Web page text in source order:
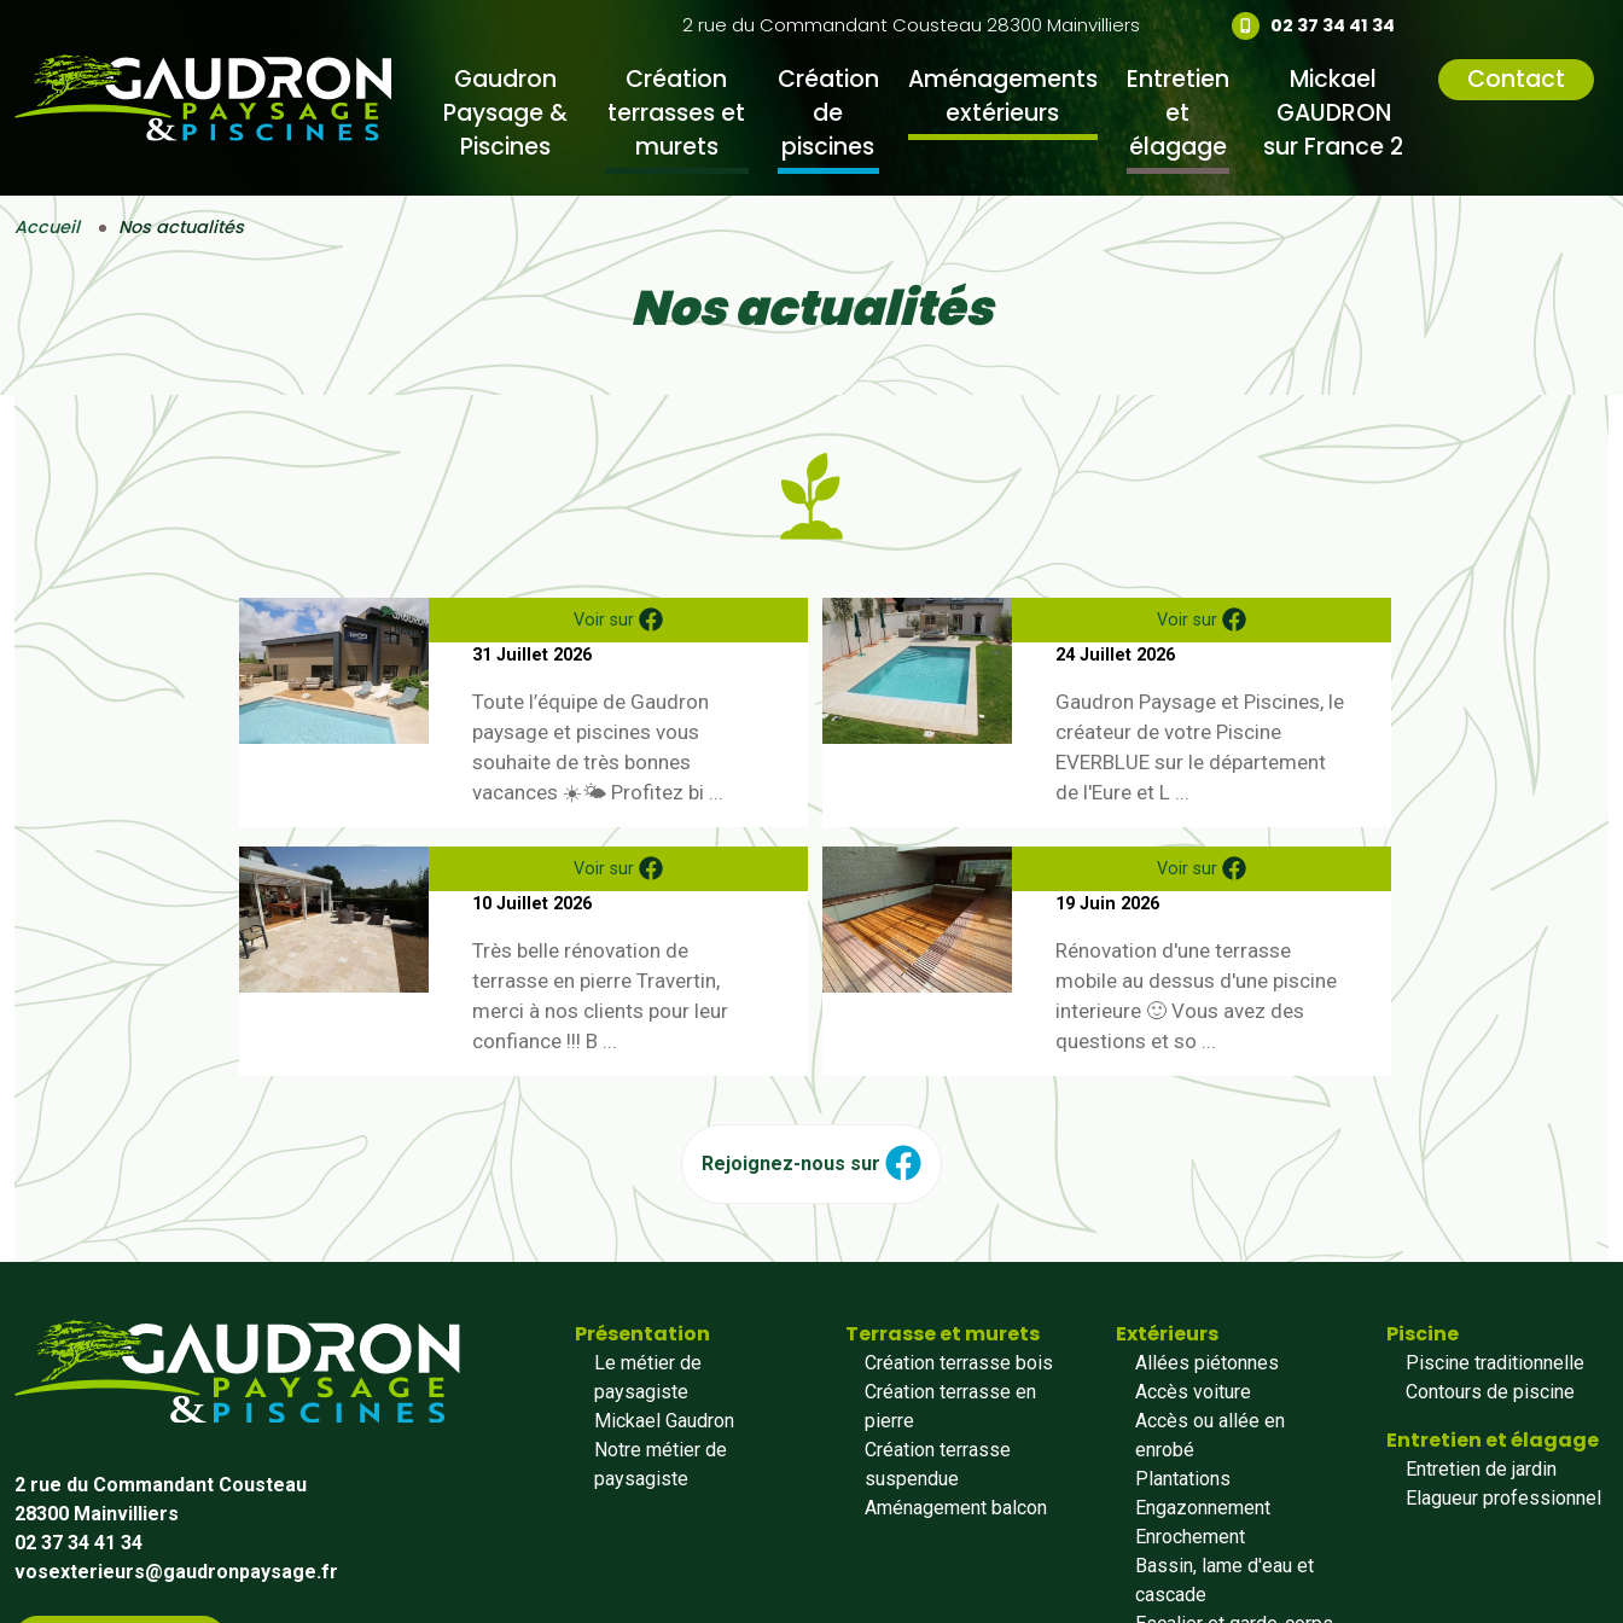
2 rue du Commandant Cousteau 28300 Mainvilliers 02 37 34 41 34
Gaudron
Paysage &
Piscines
Création
terrasses et
murets
Création
de
piscines
Aménagements
extérieurs
Entretien
et
élagage
Mickael
GAUDRON
sur France 2
Contact
Accueil Nos actualités
Nos actualités
Voir sur
31 Juillet 2026
Toute l’équipe de Gaudron
paysage et piscines vous
souhaite de très bonnes
vacances ☀️🌤️ Profitez bi ...
Voir sur
24 Juillet 2026
Gaudron Paysage et Piscines, le
créateur de votre Piscine
EVERBLUE sur le département
de l'Eure et L ...
Voir sur
10 Juillet 2026
Très belle rénovation de
terrasse en pierre Travertin,
merci à nos clients pour leur
confiance !!! B ...
Voir sur
19 Juin 2026
Rénovation d'une terrasse
mobile au dessus d'une piscine
interieure 🙂 Vous avez des
questions et so ...
Rejoignez-nous sur
2 rue du Commandant Cousteau
28300 Mainvilliers
02 37 34 41 34
vosexterieurs@gaudronpaysage.fr
Présentation
Le métier de
paysagiste
Mickael Gaudron
Notre métier de
paysagiste
Terrasse et murets
Création terrasse bois
Création terrasse en
pierre
Création terrasse
suspendue
Aménagement balcon
Extérieurs
Allées piétonnes
Accès voiture
Accès ou allée en
enrobé
Plantations
Engazonnement
Enrochement
Bassin, lame d'eau et
cascade
Piscine
Piscine traditionnelle
Contours de piscine
Entretien et élagage
Entretien de jardin
Elagueur professionnel